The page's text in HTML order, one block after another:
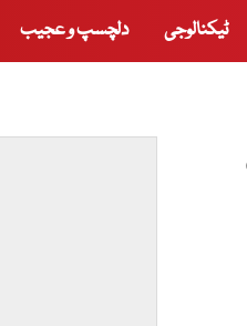
ٹیکنالوجی دلچسپ و عجیب